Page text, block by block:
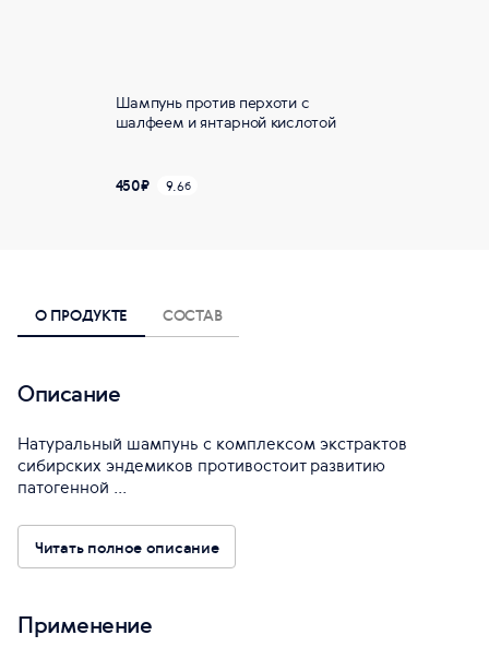
Шампунь против перхоти с
шалфеем и янтарной кислотой
450₽ 9.6б
О ПРОДУКТЕ СОСТАВ
Описание
Натуральный шампунь с комплексом экстрактов
сибирских эндемиков противостоит развитию
патогенной ...
Читать полное описание
Применение